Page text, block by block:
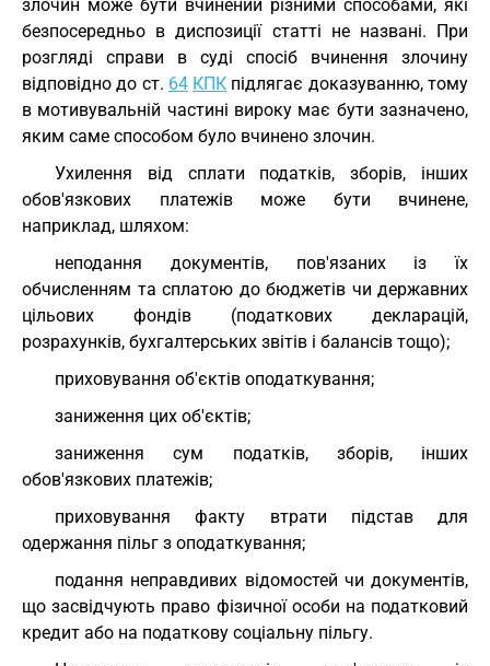
злочин може бути вчинений різними способами, які
безпосередньо в диспозиції статті не названі. При
розгляді справи в суді спосіб вчинення злочину
відповідно до ст. 64 КПК підлягає доказуванню, тому
в мотивувальній частині вироку має бути зазначено,
яким саме способом було вчинено злочин.
Ухилення від сплати податків, зборів, інших
обов'язкових платежів може бути вчинене,
наприклад, шляхом:
неподання документів, пов'язаних із їх
обчисленням та сплатою до бюджетів чи державних
цільових фондів (податкових декларацій,
розрахунків, бухгалтерських звітів і балансів тощо);
приховування об'єктів оподаткування;
заниження цих об'єктів;
заниження сум податків, зборів, інших
обов'язкових платежів;
приховування факту втрати підстав для
одержання пільг з оподаткування;
подання неправдивих відомостей чи документів,
що засвідчують право фізичної особи на податковий
кредит або на податкову соціальну пільгу.